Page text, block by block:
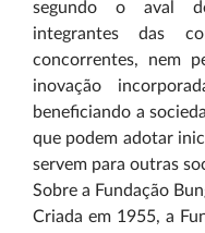
segundo o aval
integrantes das
concorrentes, nem
inovação
beneficiando a
que podem adotar
servem para outras
Sobre a Fundação
Criada em 1955, a